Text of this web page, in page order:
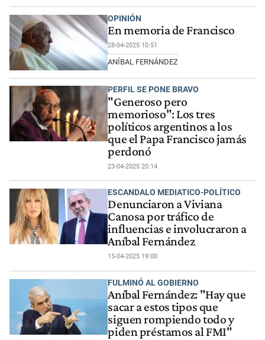
OPINIÓN
En memoria de Francisco
28-04-2025 10:51
ANÍBAL FERNÁNDEZ
PERFIL SE PONE BRAVO
"Generoso pero
memorioso": Los tres
políticos argentinos a los
que el Papa Francisco jamás
perdonó
23-04-2025 20:14
ESCANDALO MEDIATICO-POLÍTICO
Denunciaron a Viviana
Canosa por tráfico de
influencias e involucraron a
Aníbal Fernández
15-04-2025 19:00
FULMINÓ AL GOBIERNO
Aníbal Fernández: "Hay que
sacar a estos tipos que
siguen rompiendo todo y
piden préstamos al FMI"